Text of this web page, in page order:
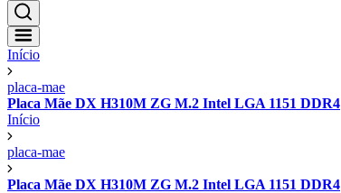
Início
placa-mae
Placa Mãe DX H310M ZG M.2 Intel LGA 1151 DDR4
Início
placa-mae
Placa Mãe DX H310M ZG M.2 Intel LGA 1151 DDR4